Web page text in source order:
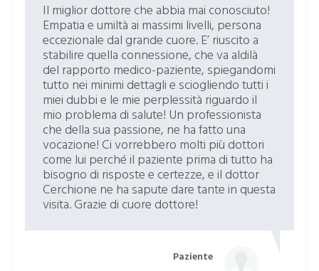
Il miglior dottore che abbia mai conosciuto!
Empatia e umiltà ai massimi livelli, persona
eccezionale dal grande cuore. E’ riuscito a
stabilire quella connessione, che va aldilà
del rapporto medico-paziente, spiegandomi
tutto nei minimi dettagli e sciogliendo tutti i
miei dubbi e le mie perplessità riguardo il
mio problema di salute! Un professionista
che della sua passione, ne ha fatto una
vocazione! Ci vorrebbero molti più dottori
come lui perché il paziente prima di tutto ha
bisogno di risposte e certezze, e il dottor
Cerchione ne ha sapute dare tante in questa
visita. Grazie di cuore dottore!
Paziente